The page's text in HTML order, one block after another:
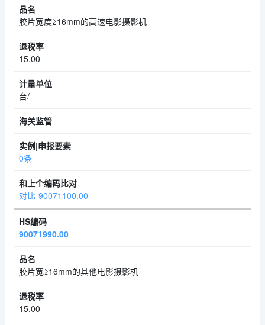
胶片宽度≥16mm的高速电影摄影机
15.00
台/
0条
对比-90071100.00
90071990.00
胶片宽≥16mm的其他电影摄影机
15.00